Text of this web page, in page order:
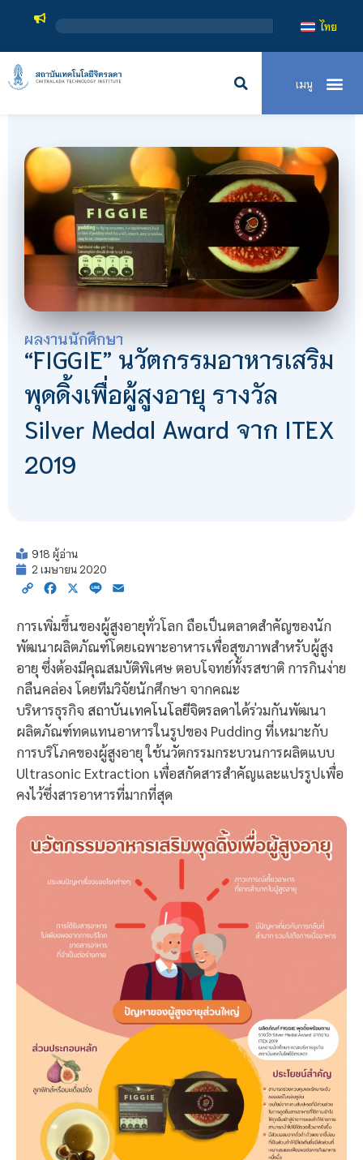
ไทย
ผลงานนักศึกษา
“FIGGIE” นวัตกรรมอาหารเสริม
พุดดิ้งเพื่อผู้สูงอายุ รางวัล
Silver Medal Award จาก ITEX
2019
918 ผู้อ่าน
2 เมษายน 2020
Copy Facebook
X Line
การเพิ่มขึ้นของผู้สูงอายุทั่วโลก ถือเป็นตลาดสำคัญของนัก
พัฒนาผลิตภัณฑ์โดยเฉพาะอาหารเพื่อสุขภาพสำหรับผู้สูง
อายุ ซึ่งต้องมีคุณสมบัติพิเศษ ตอบโจทย์ทั้งรสชาติ การกินง่าย
กลืนคล่อง โดยทีมวิจัยนักศึกษา จากคณะ
บริหารธุรกิจ สถาบันเทคโนโลยีจิตรลดาได้ร่วมกันพัฒนา
ผลิตภัณฑ์ทดแทนอาหารในรูปของ Pudding ที่เหมาะกับ
การบริโภคของผู้สูงอายุ ใช้นวัตกรรมกระบวนการผลิตแบบ
Ultrasonic Extraction เพื่อสกัดสารสำคัญและแปรรูปเพื่อ
คงไว้ซึ่งสารอาหารที่มากที่สุด